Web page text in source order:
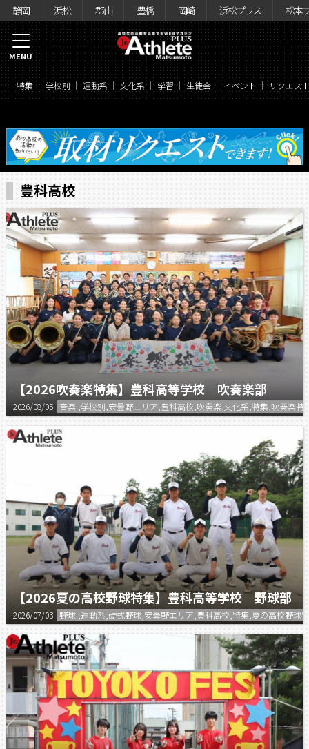
静岡 浜松 郡山 豊橋 岡崎 浜松プラス 松本
特集 学校別 運動系 文化系 学習 生徒会 イベント リクエス
MENU
豊科高校
【2026吹奏楽特集】豊科高等学校 吹奏楽部
2026/08/05 音楽 ,学校別,安曇野エリア,豊科高校,吹奏楽,文化系,特集,吹奏楽特
【2026夏の高校野球特集】豊科高等学校 野球部
2026/07/03 野球 ,運動系,硬式野球,安曇野エリア,豊科高校,特集,夏の高校野球